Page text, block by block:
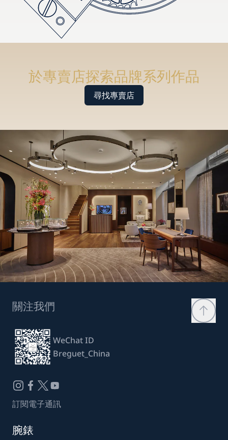
於專賣店探索品牌系列作品
尋找專賣店
關注我們
WeChat ID
Breguet_China
訂閱電子通訊
腕錶